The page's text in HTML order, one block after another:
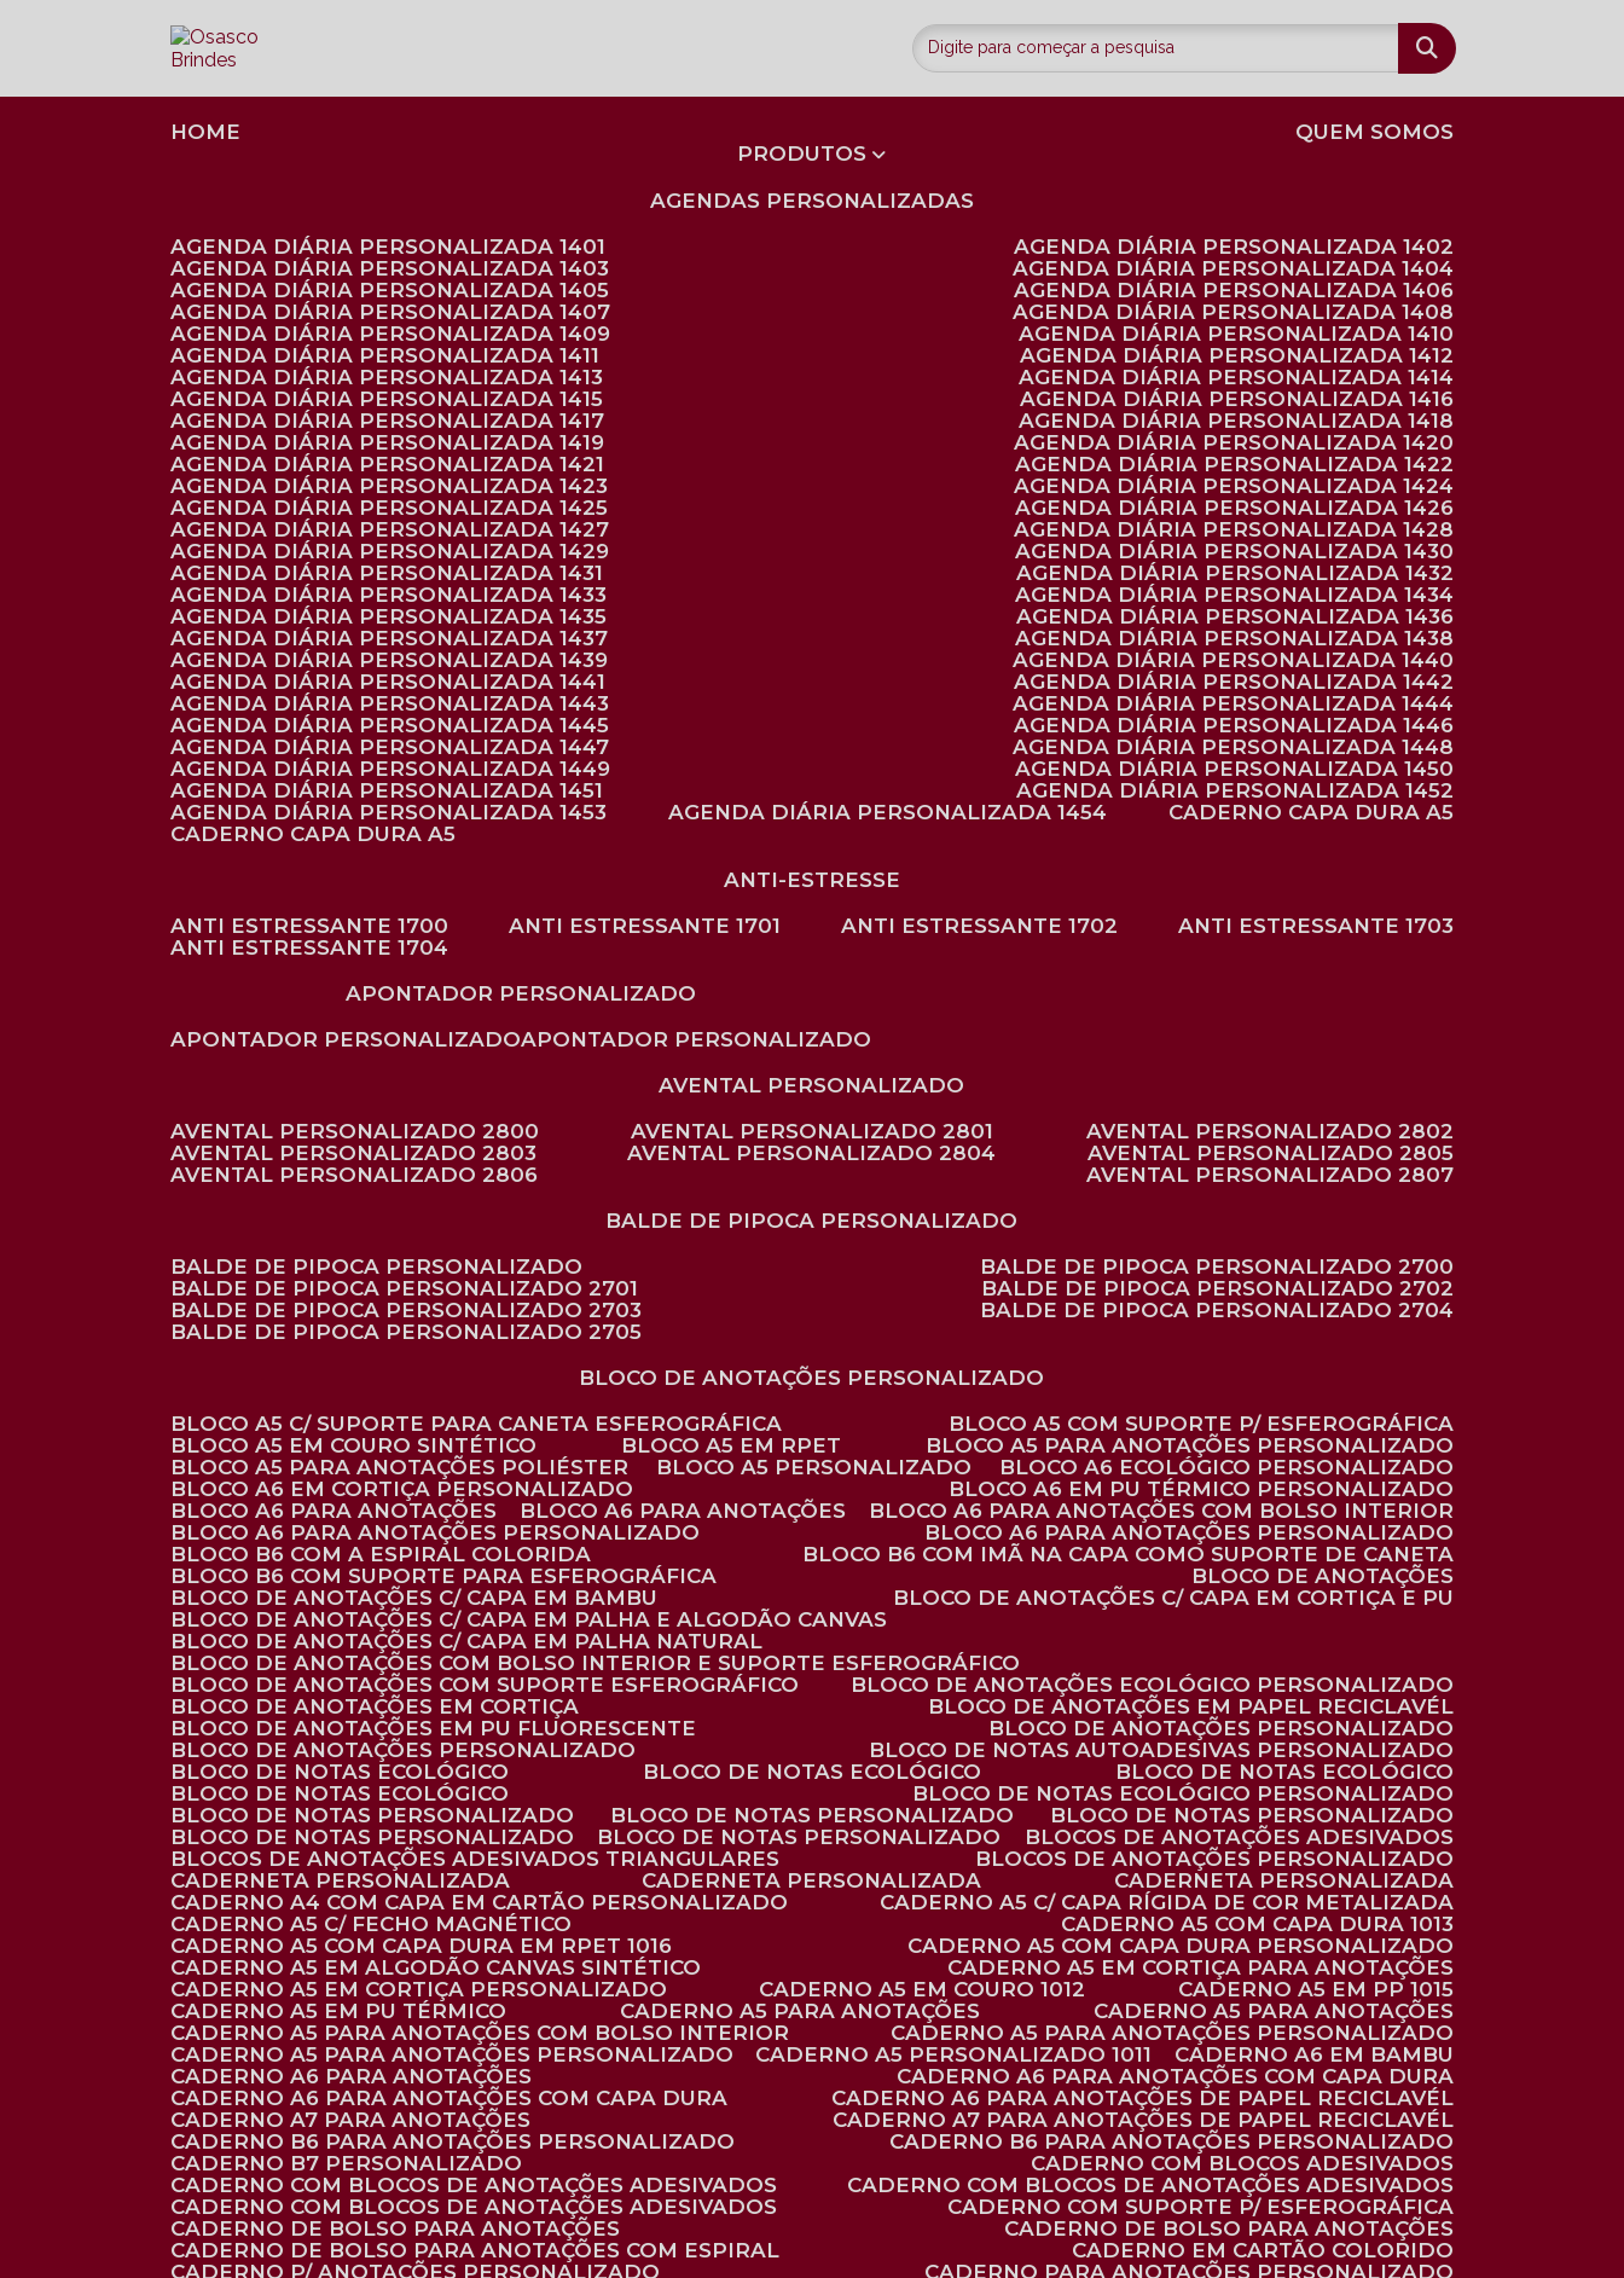
HOME
QUEM SOMOS
PRODUTOS
AGENDAS PERSONALIZADAS
AGENDA DIÁRIA PERSONALIZADA 1401
AGENDA DIÁRIA PERSONALIZADA 1402
AGENDA DIÁRIA PERSONALIZADA 1403
AGENDA DIÁRIA PERSONALIZADA 1404
AGENDA DIÁRIA PERSONALIZADA 1405
AGENDA DIÁRIA PERSONALIZADA 1406
AGENDA DIÁRIA PERSONALIZADA 1407
AGENDA DIÁRIA PERSONALIZADA 1408
AGENDA DIÁRIA PERSONALIZADA 1409
AGENDA DIÁRIA PERSONALIZADA 1410
AGENDA DIÁRIA PERSONALIZADA 1411
AGENDA DIÁRIA PERSONALIZADA 1412
AGENDA DIÁRIA PERSONALIZADA 1413
AGENDA DIÁRIA PERSONALIZADA 1414
AGENDA DIÁRIA PERSONALIZADA 1415
AGENDA DIÁRIA PERSONALIZADA 1416
AGENDA DIÁRIA PERSONALIZADA 1417
AGENDA DIÁRIA PERSONALIZADA 1418
AGENDA DIÁRIA PERSONALIZADA 1419
AGENDA DIÁRIA PERSONALIZADA 1420
AGENDA DIÁRIA PERSONALIZADA 1421
AGENDA DIÁRIA PERSONALIZADA 1422
AGENDA DIÁRIA PERSONALIZADA 1423
AGENDA DIÁRIA PERSONALIZADA 1424
AGENDA DIÁRIA PERSONALIZADA 1425
AGENDA DIÁRIA PERSONALIZADA 1426
AGENDA DIÁRIA PERSONALIZADA 1427
AGENDA DIÁRIA PERSONALIZADA 1428
AGENDA DIÁRIA PERSONALIZADA 1429
AGENDA DIÁRIA PERSONALIZADA 1430
AGENDA DIÁRIA PERSONALIZADA 1431
AGENDA DIÁRIA PERSONALIZADA 1432
AGENDA DIÁRIA PERSONALIZADA 1433
AGENDA DIÁRIA PERSONALIZADA 1434
AGENDA DIÁRIA PERSONALIZADA 1435
AGENDA DIÁRIA PERSONALIZADA 1436
AGENDA DIÁRIA PERSONALIZADA 1437
AGENDA DIÁRIA PERSONALIZADA 1438
AGENDA DIÁRIA PERSONALIZADA 1439
AGENDA DIÁRIA PERSONALIZADA 1440
AGENDA DIÁRIA PERSONALIZADA 1441
AGENDA DIÁRIA PERSONALIZADA 1442
AGENDA DIÁRIA PERSONALIZADA 1443
AGENDA DIÁRIA PERSONALIZADA 1444
AGENDA DIÁRIA PERSONALIZADA 1445
AGENDA DIÁRIA PERSONALIZADA 1446
AGENDA DIÁRIA PERSONALIZADA 1447
AGENDA DIÁRIA PERSONALIZADA 1448
AGENDA DIÁRIA PERSONALIZADA 1449
AGENDA DIÁRIA PERSONALIZADA 1450
AGENDA DIÁRIA PERSONALIZADA 1451
AGENDA DIÁRIA PERSONALIZADA 1452
AGENDA DIÁRIA PERSONALIZADA 1453
AGENDA DIÁRIA PERSONALIZADA 1454
CADERNO CAPA DURA A5
CADERNO CAPA DURA A5
ANTI-ESTRESSE
ANTI ESTRESSANTE 1700
ANTI ESTRESSANTE 1701 ANTI ESTRESSANTE 1702
ANTI ESTRESSANTE 1703
ANTI ESTRESSANTE 1704
APONTADOR PERSONALIZADO
APONTADOR PERSONALIZADO
APONTADOR PERSONALIZADO
AVENTAL PERSONALIZADO
AVENTAL PERSONALIZADO 2800
AVENTAL PERSONALIZADO 2801
AVENTAL PERSONALIZADO 2802
AVENTAL PERSONALIZADO 2803
AVENTAL PERSONALIZADO 2804
AVENTAL PERSONALIZADO 2805
AVENTAL PERSONALIZADO 2806
AVENTAL PERSONALIZADO 2807
BALDE DE PIPOCA PERSONALIZADO
BALDE DE PIPOCA PERSONALIZADO
BALDE DE PIPOCA PERSONALIZADO 2700
BALDE DE PIPOCA PERSONALIZADO 2701
BALDE DE PIPOCA PERSONALIZADO 2702
BALDE DE PIPOCA PERSONALIZADO 2703
BALDE DE PIPOCA PERSONALIZADO 2704
BALDE DE PIPOCA PERSONALIZADO 2705
BLOCO DE ANOTAÇÕES PERSONALIZADO
BLOCO A5 C/ SUPORTE PARA CANETA ESFEROGRÁFICA
BLOCO A5 COM SUPORTE P/ ESFEROGRÁFICA
BLOCO A5 EM COURO SINTÉTICO
BLOCO A5 EM RPET
BLOCO A5 PARA ANOTAÇÕES PERSONALIZADO
BLOCO A5 PARA ANOTAÇÕES POLIÉSTER
BLOCO A5 PERSONALIZADO
BLOCO A6 ECOLÓGICO PERSONALIZADO
BLOCO A6 EM CORTIÇA PERSONALIZADO
BLOCO A6 EM PU TÉRMICO PERSONALIZADO
BLOCO A6 PARA ANOTAÇÕES
BLOCO A6 PARA ANOTAÇÕES
BLOCO A6 PARA ANOTAÇÕES COM BOLSO INTERIOR
BLOCO A6 PARA ANOTAÇÕES PERSONALIZADO
BLOCO A6 PARA ANOTAÇÕES PERSONALIZADO
BLOCO B6 COM A ESPIRAL COLORIDA
BLOCO B6 COM IMÃ NA CAPA COMO SUPORTE DE CANETA
BLOCO B6 COM SUPORTE PARA ESFEROGRÁFICA
BLOCO DE ANOTAÇÕES
BLOCO DE ANOTAÇÕES C/ CAPA EM BAMBU
BLOCO DE ANOTAÇÕES C/ CAPA EM CORTIÇA E PU
BLOCO DE ANOTAÇÕES C/ CAPA EM PALHA E ALGODÃO CANVAS
BLOCO DE ANOTAÇÕES C/ CAPA EM PALHA NATURAL
BLOCO DE ANOTAÇÕES COM BOLSO INTERIOR E SUPORTE ESFEROGRÁFICO
BLOCO DE ANOTAÇÕES COM SUPORTE ESFEROGRÁFICO
BLOCO DE ANOTAÇÕES ECOLÓGICO PERSONALIZADO
BLOCO DE ANOTAÇÕES EM CORTIÇA
BLOCO DE ANOTAÇÕES EM PAPEL RECICLAVÉL
BLOCO DE ANOTAÇÕES EM PU FLUORESCENTE
BLOCO DE ANOTAÇÕES PERSONALIZADO
BLOCO DE ANOTAÇÕES PERSONALIZADO
BLOCO DE NOTAS AUTOADESIVAS PERSONALIZADO
BLOCO DE NOTAS ECOLÓGICO
BLOCO DE NOTAS ECOLÓGICO
BLOCO DE NOTAS ECOLÓGICO
BLOCO DE NOTAS ECOLÓGICO
BLOCO DE NOTAS ECOLÓGICO PERSONALIZADO
BLOCO DE NOTAS PERSONALIZADO
BLOCO DE NOTAS PERSONALIZADO
BLOCO DE NOTAS PERSONALIZADO
BLOCO DE NOTAS PERSONALIZADO
BLOCO DE NOTAS PERSONALIZADO
BLOCOS DE ANOTAÇÕES ADESIVADOS
BLOCOS DE ANOTAÇÕES ADESIVADOS TRIANGULARES
BLOCOS DE ANOTAÇÕES PERSONALIZADO
CADERNETA PERSONALIZADA
CADERNETA PERSONALIZADA
CADERNETA PERSONALIZADA
CADERNO A4 COM CAPA EM CARTÃO PERSONALIZADO
CADERNO A5 C/ CAPA RÍGIDA DE COR METALIZADA
CADERNO A5 C/ FECHO MAGNÉTICO
CADERNO A5 COM CAPA DURA 1013
CADERNO A5 COM CAPA DURA EM RPET 1016
CADERNO A5 COM CAPA DURA PERSONALIZADO
CADERNO A5 EM ALGODÃO CANVAS SINTÉTICO
CADERNO A5 EM CORTIÇA PARA ANOTAÇÕES
CADERNO A5 EM CORTIÇA PERSONALIZADO
CADERNO A5 EM COURO 1012
CADERNO A5 EM PP 1015
CADERNO A5 EM PU TÉRMICO
CADERNO A5 PARA ANOTAÇÕES
CADERNO A5 PARA ANOTAÇÕES
CADERNO A5 PARA ANOTAÇÕES COM BOLSO INTERIOR
CADERNO A5 PARA ANOTAÇÕES PERSONALIZADO
CADERNO A5 PARA ANOTAÇÕES PERSONALIZADO
CADERNO A5 PERSONALIZADO 1011
CADERNO A6 EM BAMBU
CADERNO A6 PARA ANOTAÇÕES
CADERNO A6 PARA ANOTAÇÕES COM CAPA DURA
CADERNO A6 PARA ANOTAÇÕES COM CAPA DURA
CADERNO A6 PARA ANOTAÇÕES DE PAPEL RECICLAVÉL
CADERNO A7 PARA ANOTAÇÕES
CADERNO A7 PARA ANOTAÇÕES DE PAPEL RECICLAVÉL
CADERNO B6 PARA ANOTAÇÕES PERSONALIZADO
CADERNO B6 PARA ANOTAÇÕES PERSONALIZADO
CADERNO B7 PERSONALIZADO
CADERNO COM BLOCOS ADESIVADOS
CADERNO COM BLOCOS DE ANOTAÇÕES ADESIVADOS
CADERNO COM BLOCOS DE ANOTAÇÕES ADESIVADOS
CADERNO COM BLOCOS DE ANOTAÇÕES ADESIVADOS
CADERNO COM SUPORTE P/ ESFEROGRÁFICA
CADERNO DE BOLSO PARA ANOTAÇÕES
CADERNO DE BOLSO PARA ANOTAÇÕES
CADERNO DE BOLSO PARA ANOTAÇÕES COM ESPIRAL
CADERNO EM CARTÃO COLORIDO
CADERNO P/ ANOTAÇÕES PERSONALIZADO
CADERNO PARA ANOTAÇÕES PERSONALIZADO